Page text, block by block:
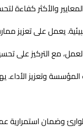
والأكثر
يعمل على
مع التركيز على
وتعزيز الأداء.
وضمان استمرارية